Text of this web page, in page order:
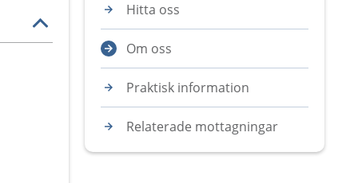
Hitta oss
Om oss
Praktisk information
Relaterade mottagningar